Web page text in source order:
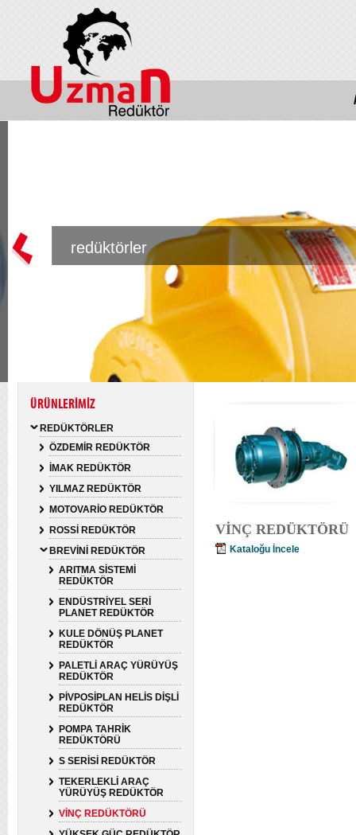
redüktörler
ÜRÜNLERİMİZ
REDÜKTÖRLER
ÖZDEMİR REDÜKTÖR
İMAK REDÜKTÖR
YILMAZ REDÜKTÖR
MOTOVARİO REDÜKTÖR
ROSSİ REDÜKTÖR
BREVİNİ REDÜKTÖR
ARITMA SİSTEMİ
REDÜKTÖR
ENDÜSTRİYEL SERİ
PLANET REDÜKTÖR
KULE DÖNÜŞ PLANET
REDÜKTÖR
PALETLİ ARAÇ YÜRÜYÜŞ
REDÜKTÖR
PİVPOSİPLAN HELİS DİŞLİ
REDÜKTÖR
POMPA TAHRİK
REDÜKTÖRÜ
S SERİSİ REDÜKTÖR
TEKERLEKLİ ARAÇ
YÜRÜYÜŞ REDÜKTÖR
VİNÇ REDÜKTÖRÜ
VİNÇ REDÜKTÖRÜ
Kataloğu İncele